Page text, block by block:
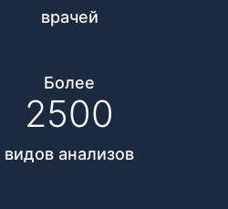
врачей
Более
2500
видов анализов